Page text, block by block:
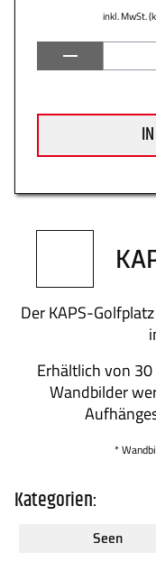
Impressum
Kontakt
inkl. MwSt.
Der KAPS-
Erhältlich von
Wandbilder
*
Kategorien:
Seen